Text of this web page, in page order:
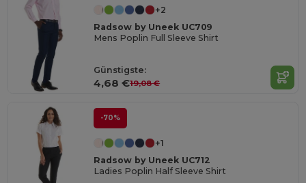
+2
Radsow by Uneek UC709
Mens Poplin Full Sleeve Shirt
Günstigste:
4,68 €19,08 €
-70%
+1
Radsow by Uneek UC712
Ladies Poplin Half Sleeve Shirt